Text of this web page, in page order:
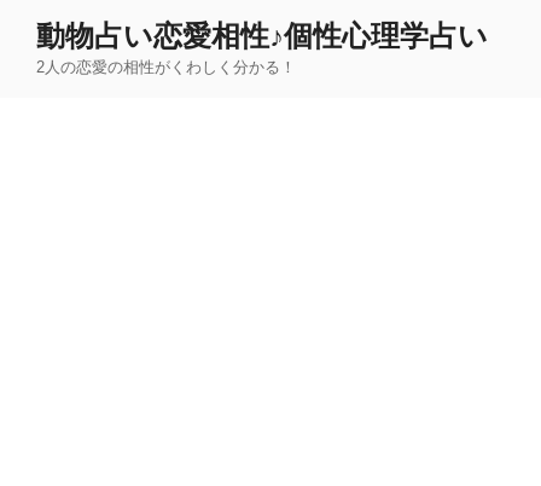
動物占い恋愛相性♪個性心理学占い
2人の恋愛の相性がくわしく分かる！